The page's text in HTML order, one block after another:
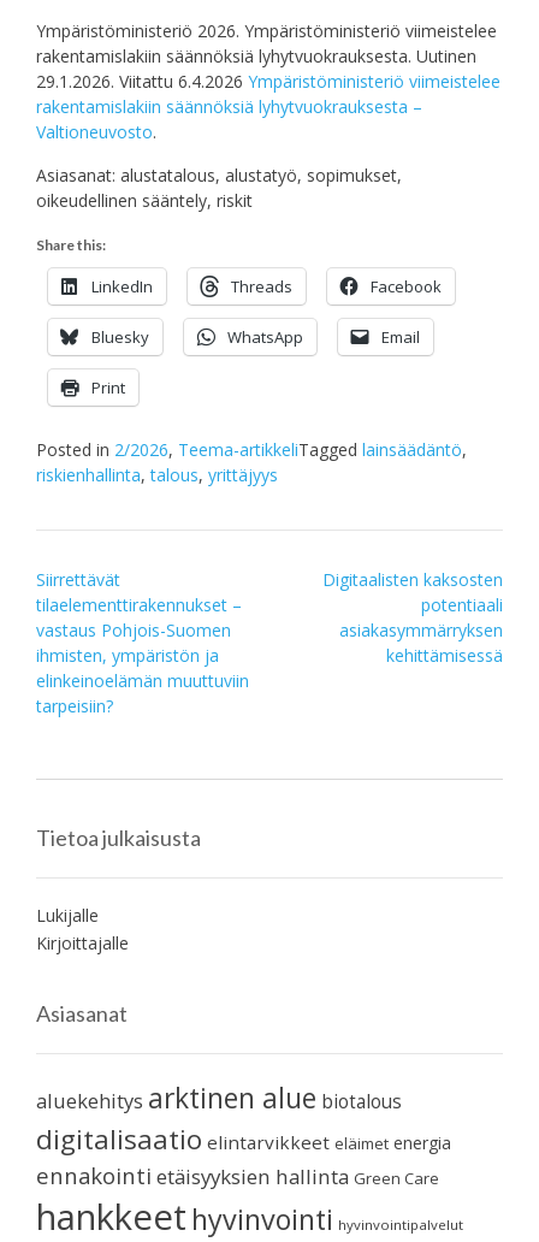
Ympäristöministeriö 2026. Ympäristöministeriö viimeistelee
rakentamislakiin säännöksiä lyhytvuokrauksesta. Uutinen
29.1.2026. Viitattu 6.4.2026 Ympäristöministeriö viimeistelee
rakentamislakiin säännöksiä lyhytvuokrauksesta –
Valtioneuvosto.
Asiasanat: alustatalous, alustatyö, sopimukset,
oikeudellinen sääntely, riskit
Share this:
LinkedIn Threads Facebook
Bluesky WhatsApp Email
Print
Posted in 2/2026, Teema-artikkeliTagged lainsäädäntö,
riskienhallinta,talous, yrittäjyys
Post
navigation
Siirrettävät
tilaelementtirakennukset –
vastaus Pohjois-Suomen
ihmisten, ympäristön ja
elinkeinoelämän muuttuviin
tarpeisiin?
Digitaalisten kaksosten
potentiaali
asiakasymmärryksen
kehittämisessä
Tietoa julkaisusta
Lukijalle
Kirjoittajalle
Asiasanat
aluekehitys arktinen alue biotalous
digitalisaatio elintarvikkeet eläimet energia
ennakointi etäisyyksien hallinta Green Care
hankkeet hyvinvointi hyvinvointipalvelut